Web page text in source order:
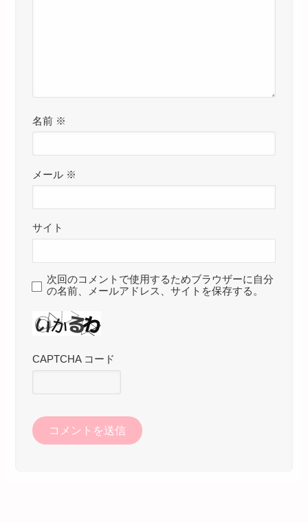
名前 ※
メール ※
サイト
次回のコメントで使用するためブラウザーに自分
の名前、メールアドレス、サイトを保存する。
CAPTCHA コード